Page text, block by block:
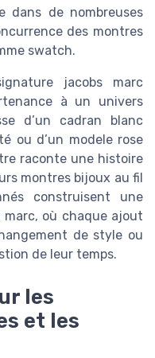
dans de nombreuses
des montres
swatch.
jacobs marc
à un univers
d’un cadran blanc
ou d’un modele rose
raconte une histoire
montres bijoux au fil
construisent une
où chaque ajout
de style ou
de leur temps.
les
et les